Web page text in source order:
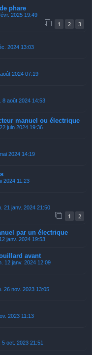
phare
2025 19:49
1 2 3
2024 13:03
2024 07:19
8 août 2024 14:53
manuel ou électrique
juin 2024 19:36
2024 14:19
2024 11:23
21 janv. 2024 21:50
1 2
par un électrique
janv. 2024 19:53
avant
12 janv. 2024 12:09
26 nov. 2023 13:05
2023 11:13
5 oct. 2023 21:51